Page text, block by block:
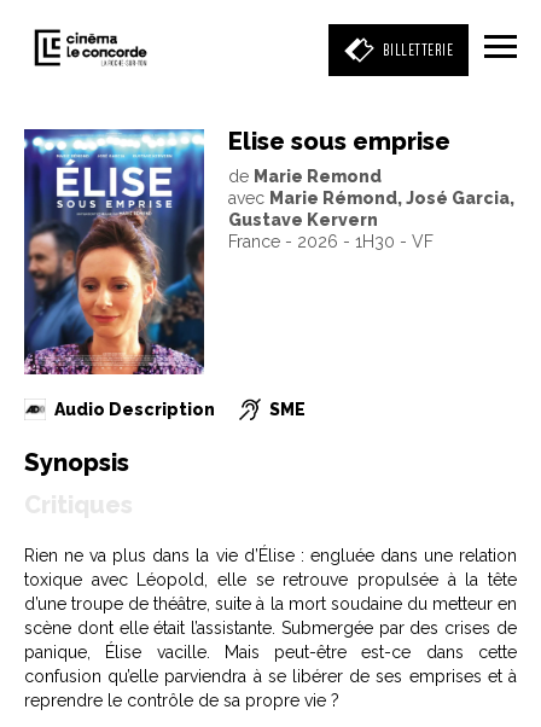
BILLETTERIE
Entrez votre mot clé
(film, réalisateur, acteur, événement)
Elise sous emprise
de Marie Remond
avec Marie Rémond, José Garcia,
Gustave Kervern
France - 2026 - 1H30 - VF
Audio Description SME
Synopsis
Rien ne va plus dans la vie d’Élise : engluée dans une relation
toxique avec Léopold, elle se retrouve propulsée à la tête
d’une troupe de théâtre, suite à la mort soudaine du metteur en
scène dont elle était l’assistante. Submergée par des crises de
panique, Élise vacille. Mais peut-être est-ce dans cette
confusion qu’elle parviendra à se libérer de ses emprises et à
reprendre le contrôle de sa propre vie ?